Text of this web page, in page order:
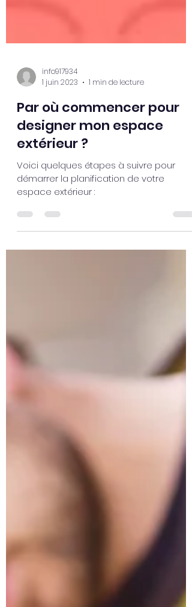
info917934
1 juin 2023
Par où commencer pour
designer mon espace
extérieur ?
démarrer la planification de votre
espace extérieur :